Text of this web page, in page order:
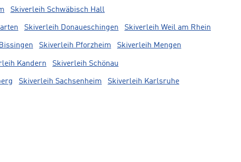
Skiverleih Schwäbisch Hall
Skiverleih Donaueschingen Skiverleih Weil am Rhein
Skiverleih Pforzheim Skiverleih Mengen
Kandern Skiverleih Schönau
Skiverleih Sachsenheim Skiverleih Karlsruhe